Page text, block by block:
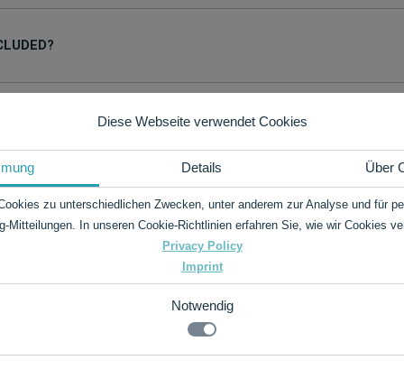
Diese Webseite verwendet Cookies
Details Über
zu unterschiedlichen Zwecken, unter anderem zur Analyse und für
Mitteilungen. In unseren Cookie-Richtlinien erfahren Sie, wie wir Cookies
Privacy Policy
Imprint
Notwendig